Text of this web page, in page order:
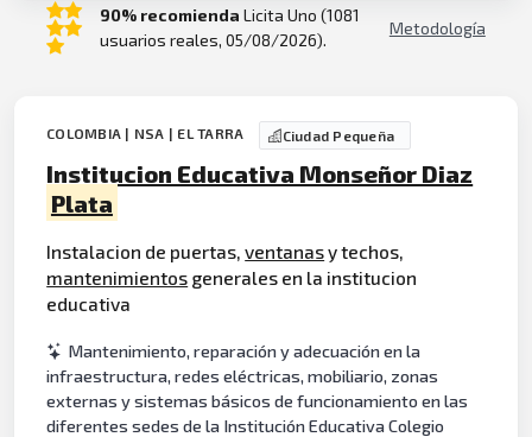
90% recomienda Licita Uno (1081
usuarios reales, 05/08/2026).
Metodología
COLOMBIA | NSA | EL TARRA Ciudad Pequeña
Institucion Educativa Monseñor Diaz
Plata
Instalacion de puertas,ventanasy techos,
mantenimientos generales en la institucion
educativa
Mantenimiento, reparación y adecuación en la
infraestructura, redes eléctricas, mobiliario, zonas
externas y sistemas básicos de funcionamiento en las
diferentes sedes de la Institución Educativa Colegio